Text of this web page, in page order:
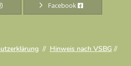
Facebook
// Hinweis nach VSBG //